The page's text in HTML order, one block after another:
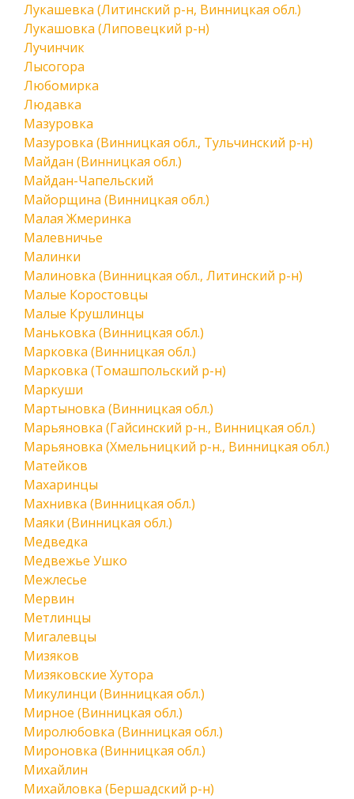
Лукашевка (Литинский р-н, Винницкая обл.)
Лукашовка (Липовецкий р-н)
Лучинчик
Лысогора
Любомирка
Людавка
Мазуровка
Мазуровка (Винницкая обл., Тульчинский р-н)
Майдан (Винницкая обл.)
Майдан-Чапельский
Майорщина (Винницкая обл.)
Малая Жмеринка
Малевничье
Малинки
Малиновка (Винницкая обл., Литинский р-н)
Малые Коростовцы
Малые Крушлинцы
Маньковка (Винницкая обл.)
Марковка (Винницкая обл.)
Марковка (Томашпольский р-н)
Маркуши
Мартыновка (Винницкая обл.)
Марьяновка (Гайсинский р-н., Винницкая обл.)
Марьяновка (Хмельницкий р-н., Винницкая обл.)
Матейков
Махаринцы
Махнивка (Винницкая обл.)
Маяки (Винницкая обл.)
Медведка
Медвежье Ушко
Межлесье
Мервин
Метлинцы
Мигалевцы
Мизяков
Мизяковские Хутора
Микулинци (Винницкая обл.)
Мирное (Винницкая обл.)
Миролюбовка (Винницкая обл.)
Мироновка (Винницкая обл.)
Михайлин
Михайловка (Бершадский р-н)